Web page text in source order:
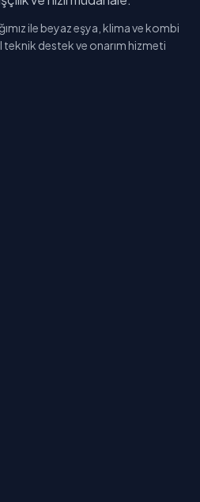
ile beyaz eşya, klima ve kombi
teknik destek ve onarım hizmeti